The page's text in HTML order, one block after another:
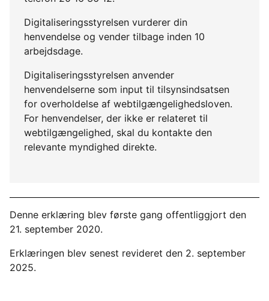
Digitaliseringsstyrelsen vurderer din
henvendelse og vender tilbage inden 10
arbejdsdage.
Digitaliseringsstyrelsen anvender
henvendelserne som input til tilsynsindsatsen
for overholdelse af webtilgængelighedsloven.
For henvendelser, der ikke er relateret til
webtilgængelighed, skal du kontakte den
relevante myndighed direkte.
Denne erklæring blev første gang offentliggjort den
21. september 2020.
Erklæringen blev senest revideret den 2. september
2025.